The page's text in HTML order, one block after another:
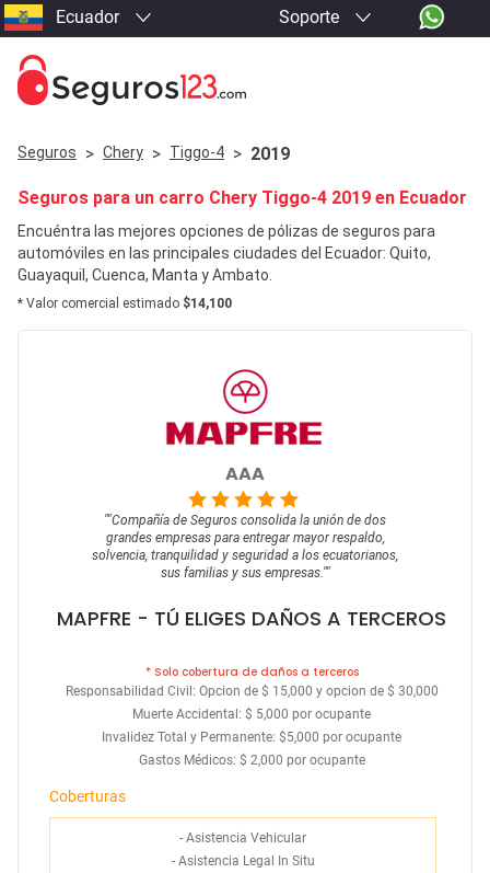
Ecuador Soporte
Seguros > Chery > Tiggo-4 > 2019
Seguros para un carro Chery Tiggo-4 2019 en Ecuador
Encuéntra las mejores opciones de pólizas de seguros para
automóviles en las principales ciudades del Ecuador: Quito,
Guayaquil, Cuenca, Manta y Ambato.
* Valor comercial estimado $14,100
AAA
""Compañía de Seguros consolida la unión de dos
grandes empresas para entregar mayor respaldo,
solvencia, tranquilidad y seguridad a los ecuatorianos,
sus familias y sus empresas.""
MAPFRE - TÚ ELIGES DAÑOS A TERCEROS
* Solo cobertura de daños a terceros
Responsabilidad Civil: Opcion de $ 15,000 y opcion de $ 30,000
Muerte Accidental: $ 5,000 por ocupante
Invalidez Total y Permanente: $5,000 por ocupante
Gastos Médicos: $ 2,000 por ocupante
Coberturas
- Asistencia Vehicular
- Asistencia Legal In Situ